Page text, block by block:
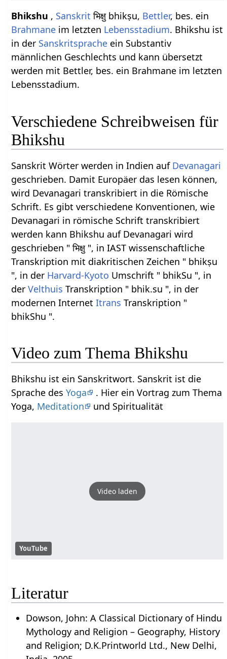
Bhikshu , Sanskrit भिक्षु bhikṣu, Bettler, bes. ein
Brahmane im letzten Lebensstadium. Bhikshu ist
in der Sanskritsprache ein Substantiv
männlichen Geschlechts und kann übersetzt
werden mit Bettler, bes. ein Brahmane im letzten
Lebensstadium.
Verschiedene Schreibweisen für
Bhikshu
Sanskrit Wörter werden in Indien auf Devanagari
geschrieben. Damit Europäer das lesen können,
wird Devanagari transkribiert in die Römische
Schrift. Es gibt verschiedene Konventionen, wie
Devanagari in römische Schrift transkribiert
werden kann Bhikshu auf Devanagari wird
geschrieben " भिक्षु ", in IAST wissenschaftliche
Transkription mit diakritischen Zeichen " bhikṣu
", in der Harvard-Kyoto Umschrift " bhikSu ", in
derVelthuis Transkription " bhik.su ", in der
modernen InternetItrans Transkription "
bhikShu ".
Video zum Thema Bhikshu
Bhikshu ist ein Sanskritwort. Sanskrit ist die
Sprache desYoga
. Hier ein Vortrag zum Thema
Yoga, Meditation und Spiritualität
Video laden
YouTube
Literatur
Dowson, John: A Classical Dictionary of Hindu
Mythology and Religion – Geography, History
and Religion; D.K.Printworld Ltd., New Delhi,